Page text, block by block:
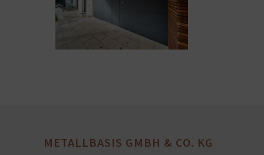
METALLBASIS GMBH & CO. KG